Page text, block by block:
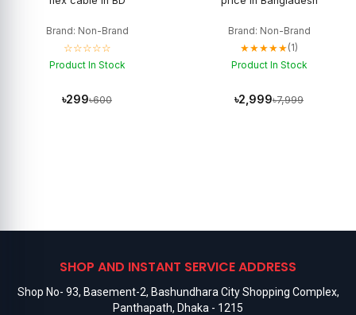
Brand: Non-Brand
☆☆☆☆☆
Product In Stock
৳299৳600
Brand: Non-Brand
★★★★★(1)
Product In Stock
৳2,999৳7,999
SHOP AND INSTANT SERVICE ADDRESS
Shop No- 93, Basement-2, Bashundhara City Shopping Complex,
Panthapath, Dhaka - 1215